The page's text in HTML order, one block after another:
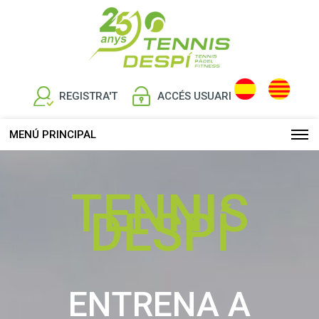
REGISTRA'T ACCÉS USUARI
MENÚ PRINCIPAL
TENNIS
DESPÍ
ENTRENA A